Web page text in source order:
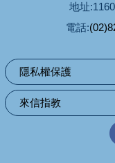
地址
電話:
隱私權保護
來信指教